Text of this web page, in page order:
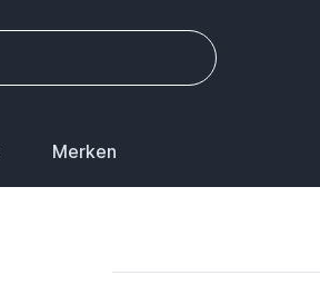
Merken